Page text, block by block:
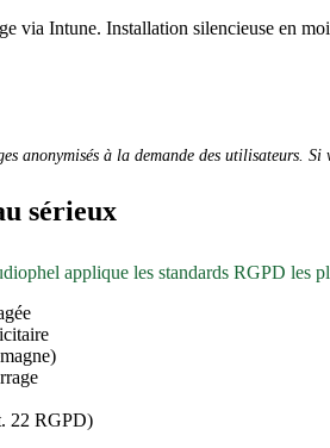
via Intune. Installation silencieuse en
anonymisés à la demande des utilisateurs.
sérieux
applique les standards RGPD les
22 RGPD)